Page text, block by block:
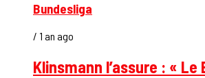
Bundesliga
/ 1 an ago
Klinsmann l’assure : «